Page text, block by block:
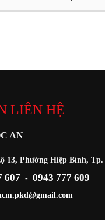
LIÊN HỆ
AN
13, Phường Hiệp Bình,
607 - 0943 777 609